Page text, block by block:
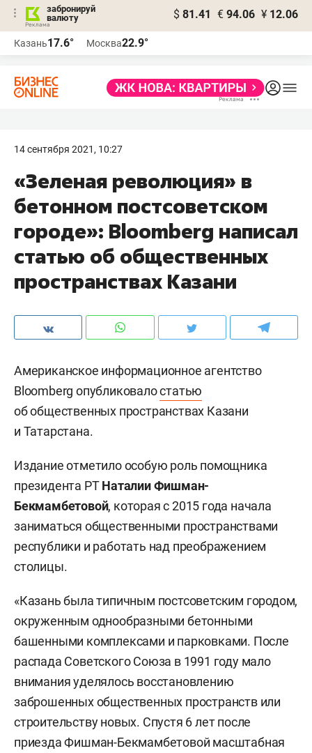
забронируй
валюту
$ 81.41 € 94.06 ¥ 12.06
Казань17.6° Москва22.9°
14 сентября 2021, 10:27
«Зеленая революция» в
бетонном постсоветском
городе»: Bloomberg написал
статью об общественных
пространствах Казани
Американское информационное агентство
Bloomberg опубликовалостатью
об общественных пространствах Казани
и Татарстана.
Издание отметило особую роль помощника
президента РТНаталии Фишман-
Бекмамбетовой, которая с 2015 года начала
заниматься общественными пространствами
республики и работать над преображением
столицы.
«Казань была типичным постсоветским городом,
окруженным однообразными бетонными
башенными комплексами и парковками. После
распада Советского Союза в 1991 году мало
внимания уделялось восстановлению
заброшенных общественных пространств или
строительству новых. Спустя 6 лет после
приезда Фишман-Бекмамбетовой масштабная